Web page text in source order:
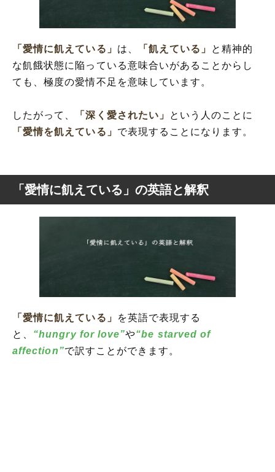
「愛情に飢えている」 は、 「飢えている」
と精神的
な飢餓状態に陥っている意味合いがあることからし
ても、極度の愛情不足を意味しています。
したがって、 「深く愛されたい」
という人のことに
「愛情を飢えている」 で表現することになります。
「愛情に飢えている」の英語と解釈
「愛情に飢えている」
を英語で表現する
と、 “hungry for love”や“be starved of
affection”で訳すことができます。